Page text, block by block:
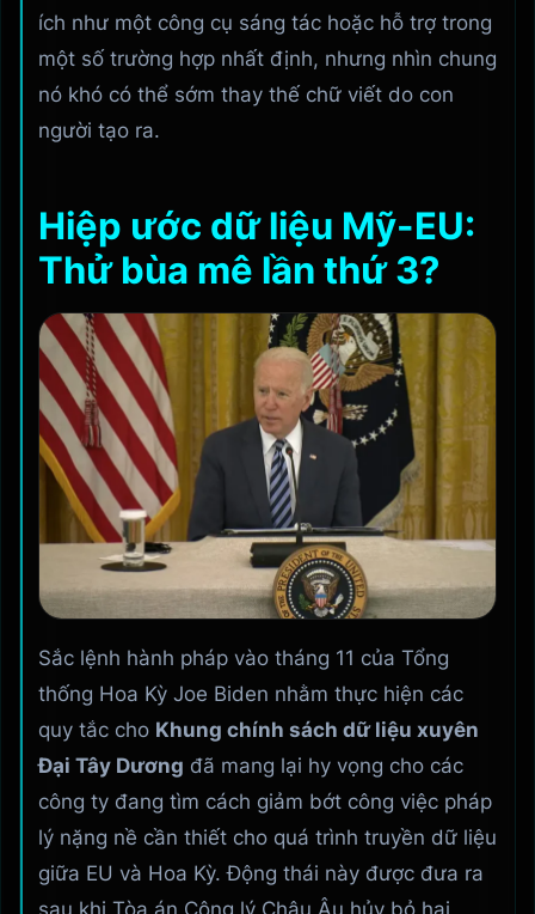
ích như một công cụ sáng tác hoặc hỗ trợ trong
một số trường hợp nhất định, nhưng nhìn chung
nó khó có thể sớm thay thế chữ viết do con
người tạo ra.
Hiệp ước dữ liệu Mỹ-EU:
Thử bùa mê lần thứ 3?
Sắc lệnh hành pháp vào tháng 11 của Tổng
thống Hoa Kỳ Joe Biden nhằm thực hiện các
quy tắc cho Khung chính sách dữ liệu xuyên
Đại Tây Dương đã mang lại hy vọng cho các
công ty đang tìm cách giảm bớt công việc pháp
lý nặng nề cần thiết cho quá trình truyền dữ liệu
giữa EU và Hoa Kỳ. Động thái này được đưa ra
sau khi Tòa án Công lý Châu Âu hủy bỏ hai